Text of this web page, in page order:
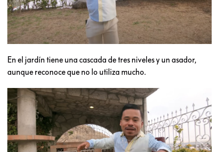
En el jardín tiene una cascada de tres niveles y un asador,
aunque reconoce que no lo utiliza mucho.